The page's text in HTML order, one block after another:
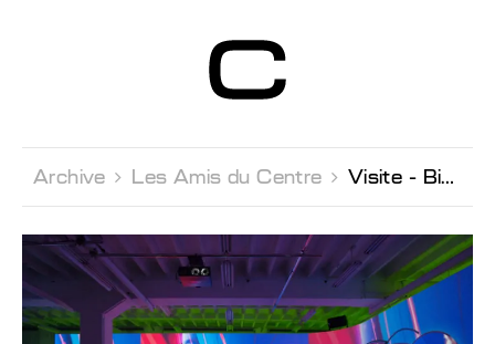
Contemporain
Genève
Archive  Les Amis du Centre  Visite - Biennale de l'Image en Mouvement 2018